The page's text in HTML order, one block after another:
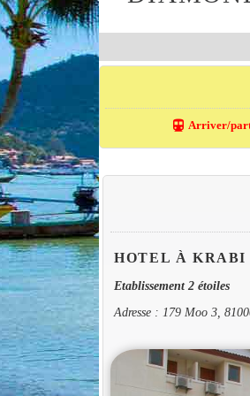
directions_transit Arriver/
HOTEL À KRABI
Etablissement 2 étoiles
Adresse : 179 Moo 3,